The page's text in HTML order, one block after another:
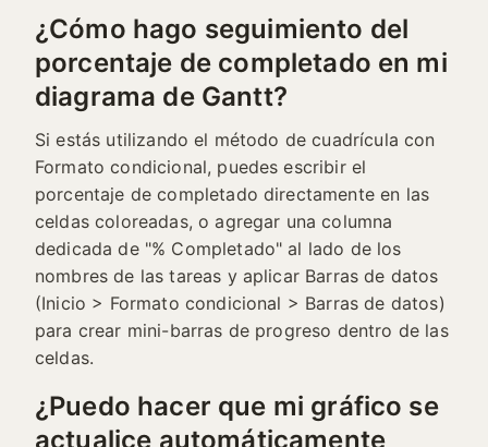
¿Cómo hago seguimiento del
porcentaje de completado en mi
diagrama de Gantt?
Si estás utilizando el método de cuadrícula con
Formato condicional, puedes escribir el
porcentaje de completado directamente en las
celdas coloreadas, o agregar una columna
dedicada de "% Completado" al lado de los
nombres de las tareas y aplicar Barras de datos
(Inicio > Formato condicional > Barras de datos)
para crear mini-barras de progreso dentro de las
celdas.
¿Puedo hacer que mi gráfico se
actualice automáticamente